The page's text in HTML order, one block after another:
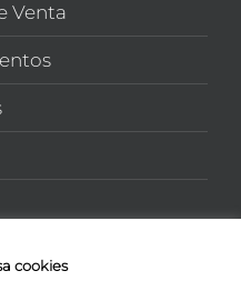
Venta
cookies